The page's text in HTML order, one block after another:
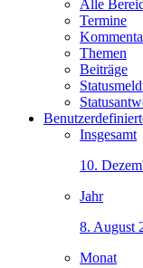
Alle
Termine
Themen
Beiträge
Insgesamt
10.
Jahr
8. August
Monat